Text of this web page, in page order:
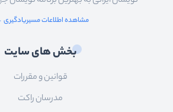
مشاهده اطلاعات مسیریادگیری
بخش های سایت
قوانین و مقررات
مدرسان راکت